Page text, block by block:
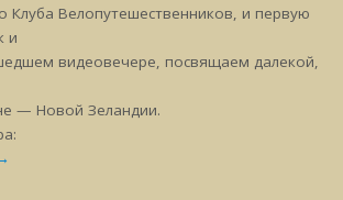
Клуба Велопутешественников, и первую
и
видеовечере, посвящаем далекой,
— Новой Зеландии.